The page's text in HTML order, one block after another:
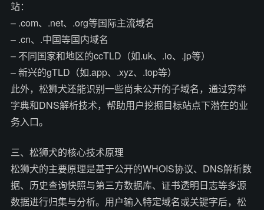
站：
– .com、.net、.org等国际主流域名
– .cn、.中国等国内域名
– 不同国家和地区的ccTLD（如.uk、.io、.jp等）
– 新兴的gTLD（如.app、.xyz、.top等）
此外，松狮犬还能识别一些尚未公开的子域名，通过穷举
字典和DNS解析技术，帮助用户挖掘目标站点下潜在的业
务入口。
三、松狮犬的核心技术原理
松狮犬的主要原理是基于公开的WHOIS协议、DNS解析数
据、历史查询快照与第三方数据库、证书透明日志等多源
数据进行归集与分析。用户输入特定域名或关键字后，松